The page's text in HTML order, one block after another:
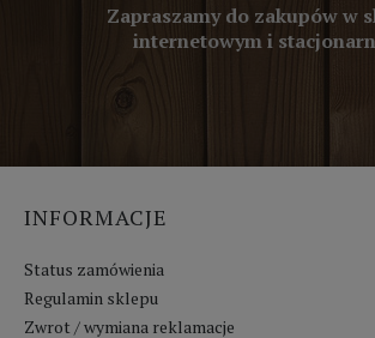
Zapraszamy do zakupów w
internetowym i
INFORMACJE
Status zamówienia
Regulamin sklepu
Zwrot / wymiana reklamacje